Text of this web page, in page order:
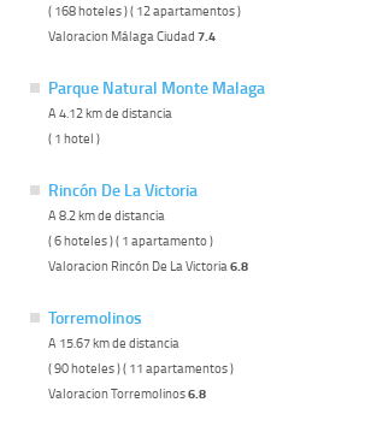
( 168 hoteles ) ( 12 apartamentos )
Valoracion Málaga Ciudad 7.4
Parque Natural Monte Malaga
A 4.12 km de distancia
( 1 hotel )
Rincón De La Victoria
A 8.2 km de distancia
( 6 hoteles ) ( 1 apartamento )
Valoracion Rincón De La Victoria 6.8
Torremolinos
A 15.67 km de distancia
( 90 hoteles ) ( 11 apartamentos )
Valoracion Torremolinos6.8